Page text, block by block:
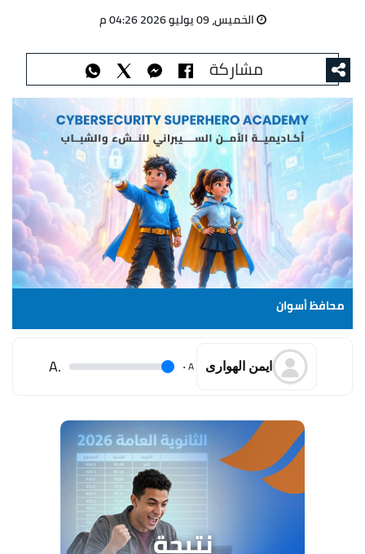
الخميس، 09 يوليو 2026 04:26 م
مشاركة
محافظ أسوان
ايمن الهوارى A
.
.A